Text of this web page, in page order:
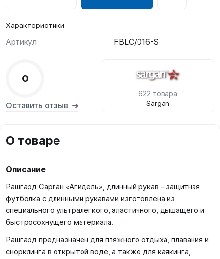
Характеристики
Артикул FBLC/016-S
0
Оставить отзыв
622 товара
Sargan
О товаре
Описание
Рашгард Сарган «Агидель», длинный рукав - защитная
футболка с длинными рукавами изготовлена из
специального ультралегкого, эластичного, дышащего и
быстросохнущего материала.
Рашгард предназначен для пляжного отдыха, плавания и
снорклинга в открытой воде, а также для каякинга,